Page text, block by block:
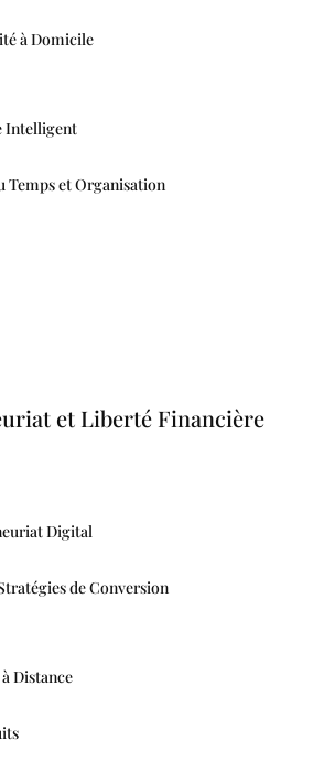
à Domicile
Intelligent
Temps et Organisation
et Liberté Financière
Digital
de Conversion
Distance